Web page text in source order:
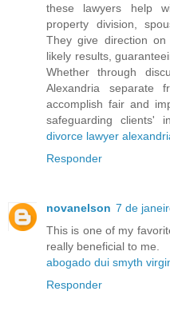
these lawyers help
property division,
They give direction on
likely results,
Whether through
Alexandria separate
accomplish fair and
safeguarding clients'
divorce lawyer
Responder
novanelson 7 de
This is one of my
really beneficial to me.
abogado dui smyth
Responder